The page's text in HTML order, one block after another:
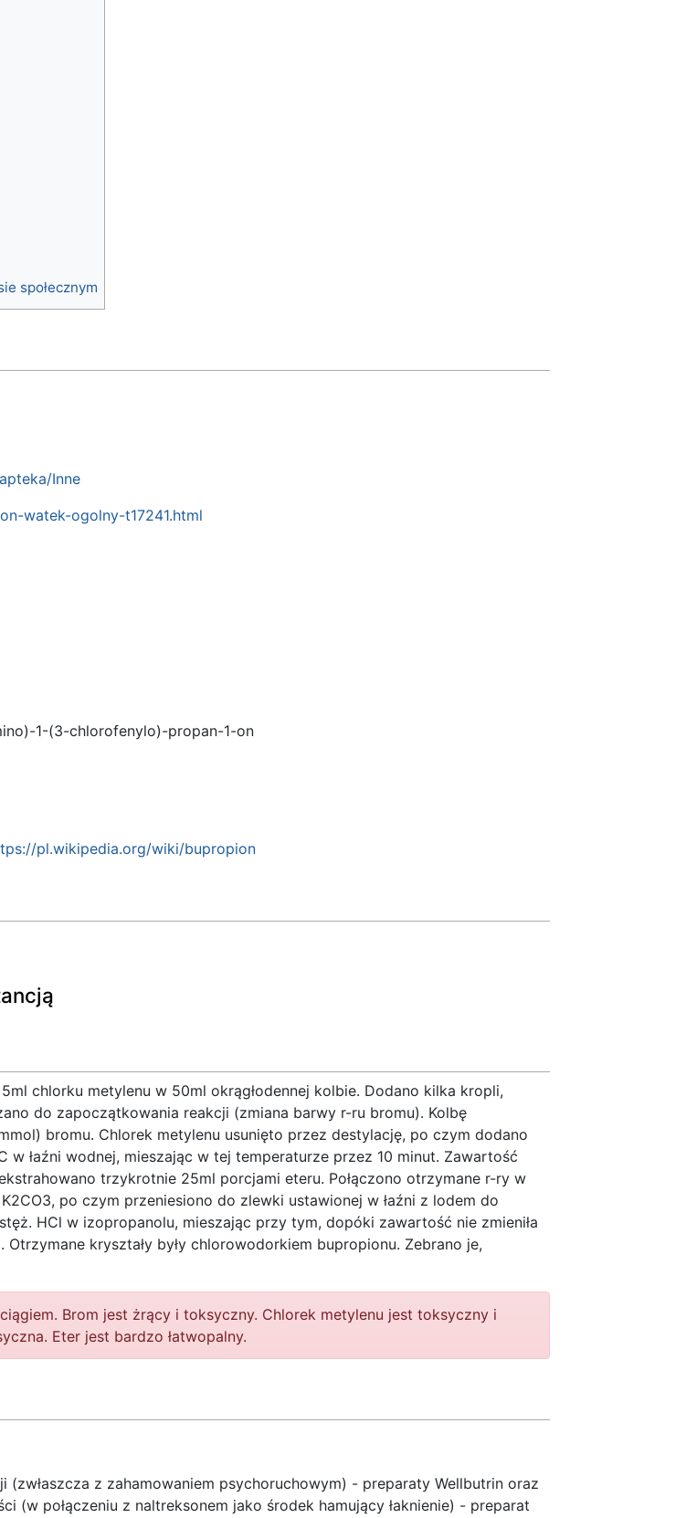
społecznym
Inne
watek-ogolny-t17241.html
1-(3-chlorofenylo)-propan-1-on
pl.wikipedia.org/wiki/bupropion
chlorku metylenu w 50ml okrągłodennej kolbie. Dodano kilka kropli,
do zapoczątkowania reakcji (zmiana barwy r-ru bromu). Kolbę
bromu. Chlorek metylenu usunięto przez destylację, po czym dodano
łaźni wodnej, mieszając w tej temperaturze przez 10 minut. Zawartość
trzykrotnie 25ml porcjami eteru. Połączono otrzymane r-ry w
po czym przeniesiono do zlewki ustawionej w łaźni z lodem do
HCl w izopropanolu, mieszając przy tym, dopóki zawartość nie zmieniła
kryształy były chlorowodorkiem bupropionu. Zebrano je,
Brom jest żrący i toksyczny. Chlorek metylenu jest toksyczny i
Eter jest bardzo łatwopalny.
z zahamowaniem psychoruchowym) - preparaty Wellbutrin oraz
(w połączeniu z naltreksonem jako środek hamujący łaknienie) - preparat